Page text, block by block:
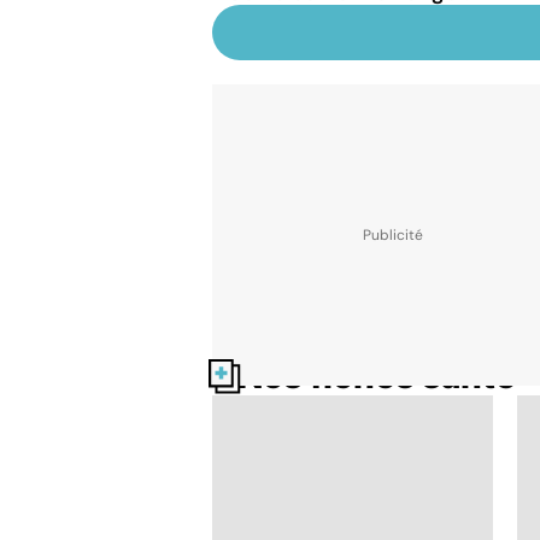
Nos fiches santé